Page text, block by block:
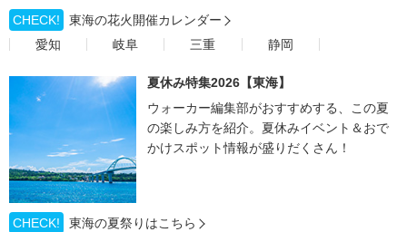
CHECK!
東海の花火開催カレンダー
愛知
岐阜 三重 静岡
夏休み特集2026【東海】
ウォーカー編集部がおすすめする、この夏
の楽しみ方を紹介。夏休みイベント＆おで
かけスポット情報が盛りだくさん！
CHECK!
東海の夏祭りはこちら